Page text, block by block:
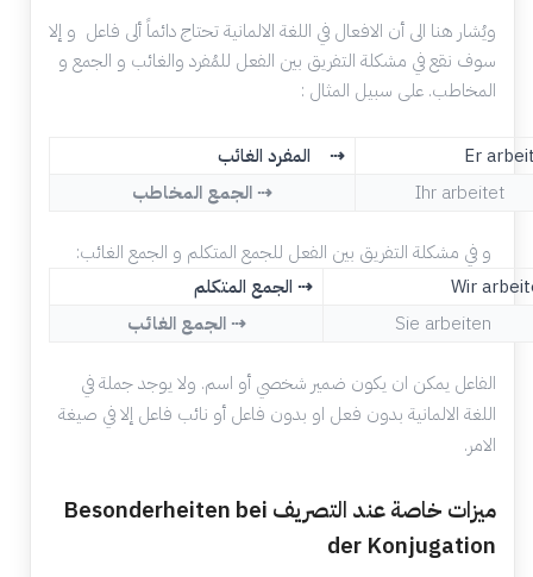
ويُشار هنا الى أن الافعال في اللغة الالمانية تحتاج دائماً ألى فاعل و إلا
سوف نقع في مشكلة التفريق بين الفعل للمُفرد والغائب و الجمع و
المخاطب. على سبيل المثال :
المفرد الغائب ⇢
Er
الجمع المخاطب ⇢
Ihr arbeitet
و في مشكلة التفريق بين الفعل للجمع المتكلم و الجمع الغائب:
⇢
Wir
الجمع الغائب ⇢
Sie arbeiten
الفاعل يمكن ان يكون ضمير شخصي أو اسم. ولا يوجد جملة في
اللغة الالمانية بدون فعل او بدون فاعل أو نائب فاعل إلا في صيغة
الامر.
ميزات خاصة عند التصريف Besonderheiten bei
der Konjugation